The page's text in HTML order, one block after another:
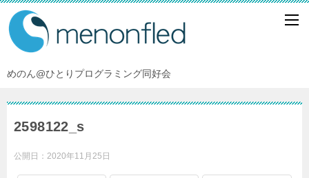
めのん@ひとりプログラミング同好会
2598122_s
公開日： 2020年11月25日